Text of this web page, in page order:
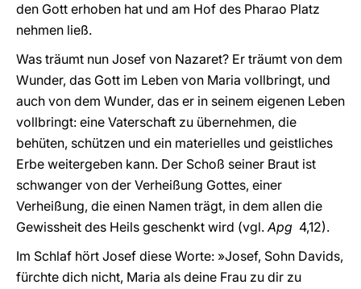
den Gott erhoben hat und am Hof des Pharao Platz
nehmen ließ.
Was träumt nun Josef von Nazaret? Er träumt von dem
Wunder, das Gott im Leben von Maria vollbringt, und
auch von dem Wunder, das er in seinem eigenen Leben
vollbringt: eine Vaterschaft zu übernehmen, die
behüten, schützen und ein materielles und geistliches
Erbe weitergeben kann. Der Schoß seiner Braut ist
schwanger von der Verheißung Gottes, einer
Verheißung, die einen Namen trägt, in dem allen die
Gewissheit des Heils geschenkt wird (vgl.Apg 4,12).
Im Schlaf hört Josef diese Worte: »Josef, Sohn Davids,
fürchte dich nicht, Maria als deine Frau zu dir zu